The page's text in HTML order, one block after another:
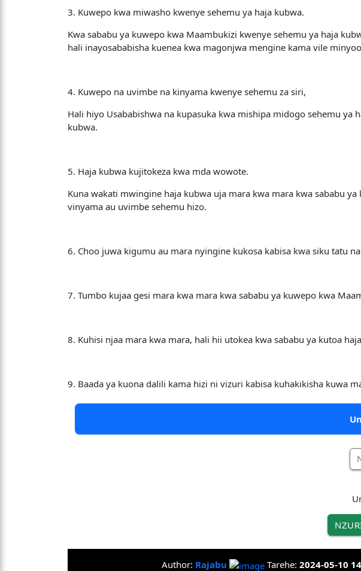
3. Kuwepo kwa miwasho kwenye sehemu ya haja kubwa.
Kwa sababu ya kuwepo kwa Maambukizi kwenye sehemu ya haja
hali inayosababisha kuenea kwa magonjwa mengine kama vile
4. Kuwepo na uvimbe na kinyama kwenye sehemu za siri,
Hali hiyo Usababishwa na kupasuka kwa mishipa midogo sehemu
kubwa.
5. Haja kubwa kujitokeza kwa mda wowote.
Kuna wakati mwingine haja kubwa uja mara kwa mara kwa sababu
vinyama au uvimbe sehemu hizo.
6. Choo juwa kigumu au mara nyingine kukosa kabisa kwa siku tatu
7. Tumbo kujaa gesi mara kwa mara kwa sababu ya kuwepo kwa
8. Kuhisi njaa mara kwa mara, hali hii utokea kwa sababu ya kutoa
9. Baada ya kuona dalili kama hizi ni vizuri kabisa kuhakikisha kuwa
Author: Rajabu Tarehe: 2024-05-10